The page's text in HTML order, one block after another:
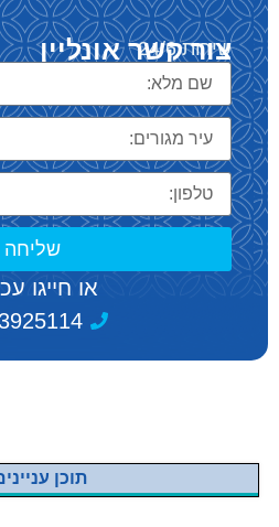
שירות 24/6
צור קשר אונליין
שליחה
או חייגו
תוכן